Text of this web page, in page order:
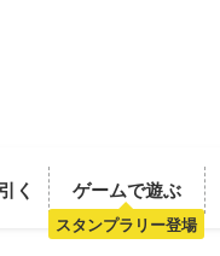
く ゲームで遊ぶ
スタンプラリー登場